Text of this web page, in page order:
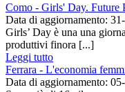
Como - Girls' Day. Future
Data di aggiornamento:
Girls’ Day è una una
produttivi finora [...]
Leggi tutto
Ferrara - L'economia
Data di aggiornamento: